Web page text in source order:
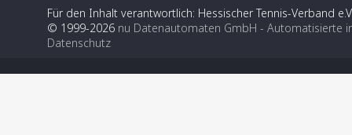
Für den Inhalt verantwortlich: Hessischer Tennis-Verband
© 1999-2026 nu Datenautomaten GmbH - Automatisierte
Datenschutz